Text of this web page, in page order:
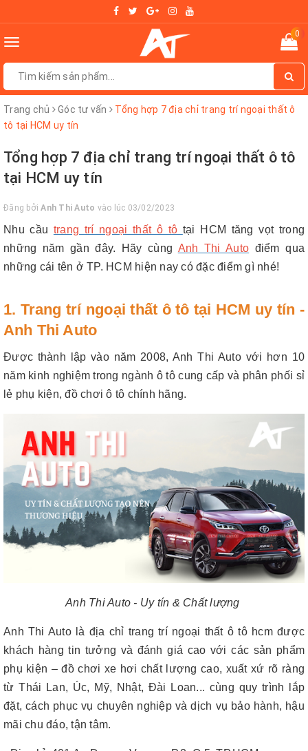
Toggle
0
Trang chủ Góc tư vấn
Tổng hợp 7 địa chỉ trang trí ngoại thất ô
tô tại HCM uy tín
Tổng hợp 7 địa chỉ trang trí ngoại thất ô tô
tại HCM uy tín
Đăng bởiAnh Thi Auto vào lúc 03/02/2023
Nhu cầu trang trí ngoại thất ô tô tại HCM tăng vọt trong
những năm gần đây. Hãy cùng Anh Thi Auto điểm qua
những cái tên ở TP. HCM hiện nay có đặc điểm gì nhé!
1. Trang trí ngoại thất ô tô tại HCM uy tín -
Anh Thi Auto
Được thành lập vào năm 2008, Anh Thi Auto với hơn 10
năm kinh nghiệm trong ngành ô tô cung cấp và phân phối sỉ
lẻ phụ kiện, đồ chơi ô tô chính hãng.
Anh Thi Auto - Uy tín & Chất lượng
Anh Thi Auto là địa chỉ trang trí ngoại thất ô tô hcm được
khách hàng tin tưởng và đánh giá cao với các sản phẩm
phụ kiện – đồ chơi xe hơi chất lượng cao, xuất xứ rõ ràng
từ Thái Lan, Úc, Mỹ, Nhật, Đài Loan... cùng quy trình lắp
đặt, cách phục vụ chuyên nghiệp và dịch vụ bảo hành, hậu
mãi chu đáo, tận tâm.